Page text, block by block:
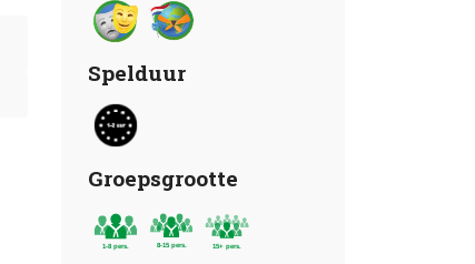
Spelduur
Groepsgrootte